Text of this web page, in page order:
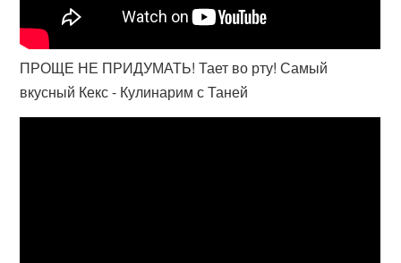
ПРОЩЕ НЕ ПРИДУМАТЬ! Тает во рту! Самый
вкусный Кекс - Кулинарим с Таней